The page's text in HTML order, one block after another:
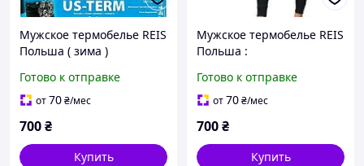
Мужское термобелье REIS
Польша ( зима )
Готово к отправке
от70₴/мес
700₴
Купить
Мужское термобелье REIS
Польша :
Готово к отправке
от70₴/мес
700₴
Купить